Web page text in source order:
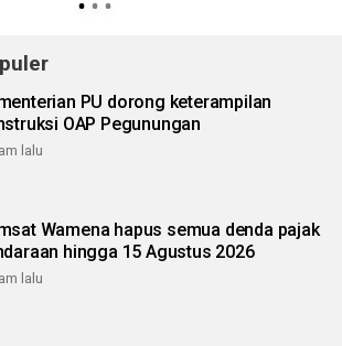
PU dorong keterampilan
OAP Pegunungan
lalu
Wamena hapus semua denda pajak
hingga 15 Agustus 2026
lalu